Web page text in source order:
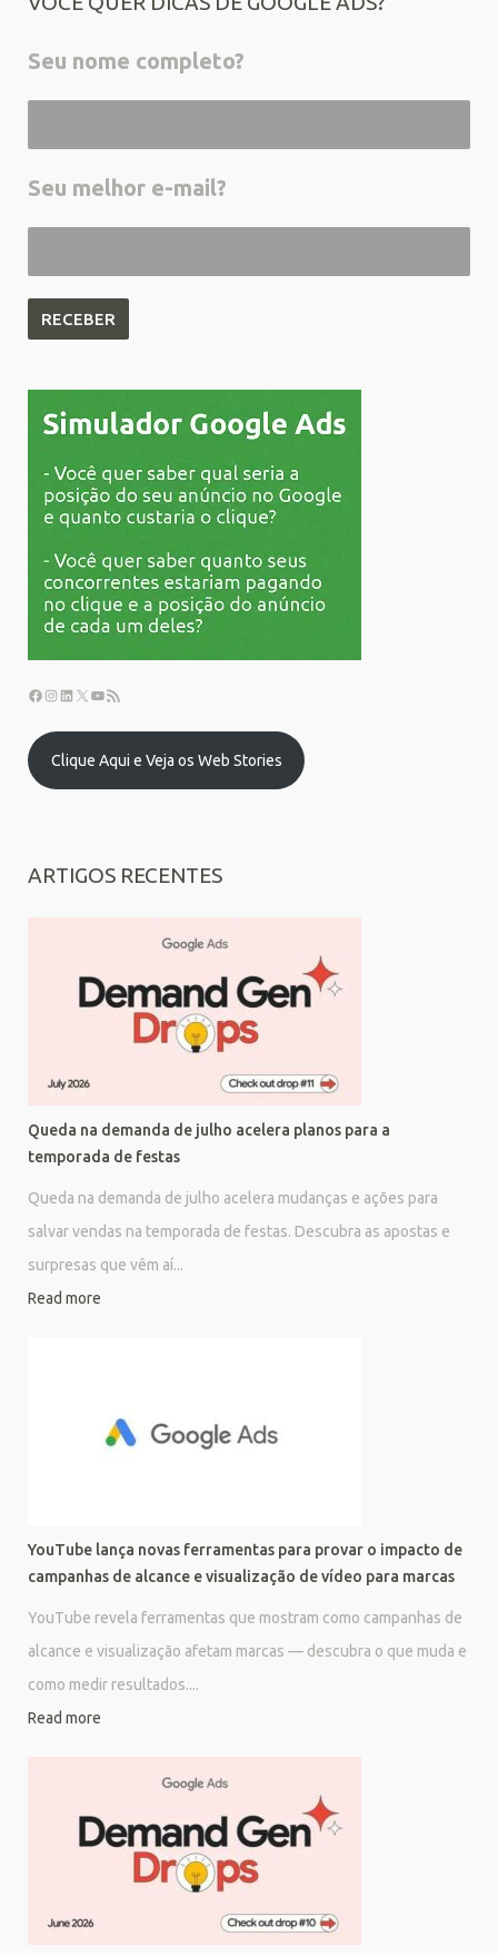
Seu nome completo?
Seu melhor e-mail?
Clique Aqui e Veja os Web Stories
ARTIGOS RECENTES
Queda na demanda de julho acelera planos para a
temporada de festas
Queda na demanda de julho acelera mudanças e ações para
salvar vendas na temporada de festas. Descubra as apostas e
surpresas que vêm aí...
Read more
YouTube lança novas ferramentas para provar o impacto de
campanhas de alcance e visualização de vídeo para marcas
YouTube revela ferramentas que mostram como campanhas de
alcance e visualização afetam marcas — descubra o que muda e
como medir resultados....
Read more